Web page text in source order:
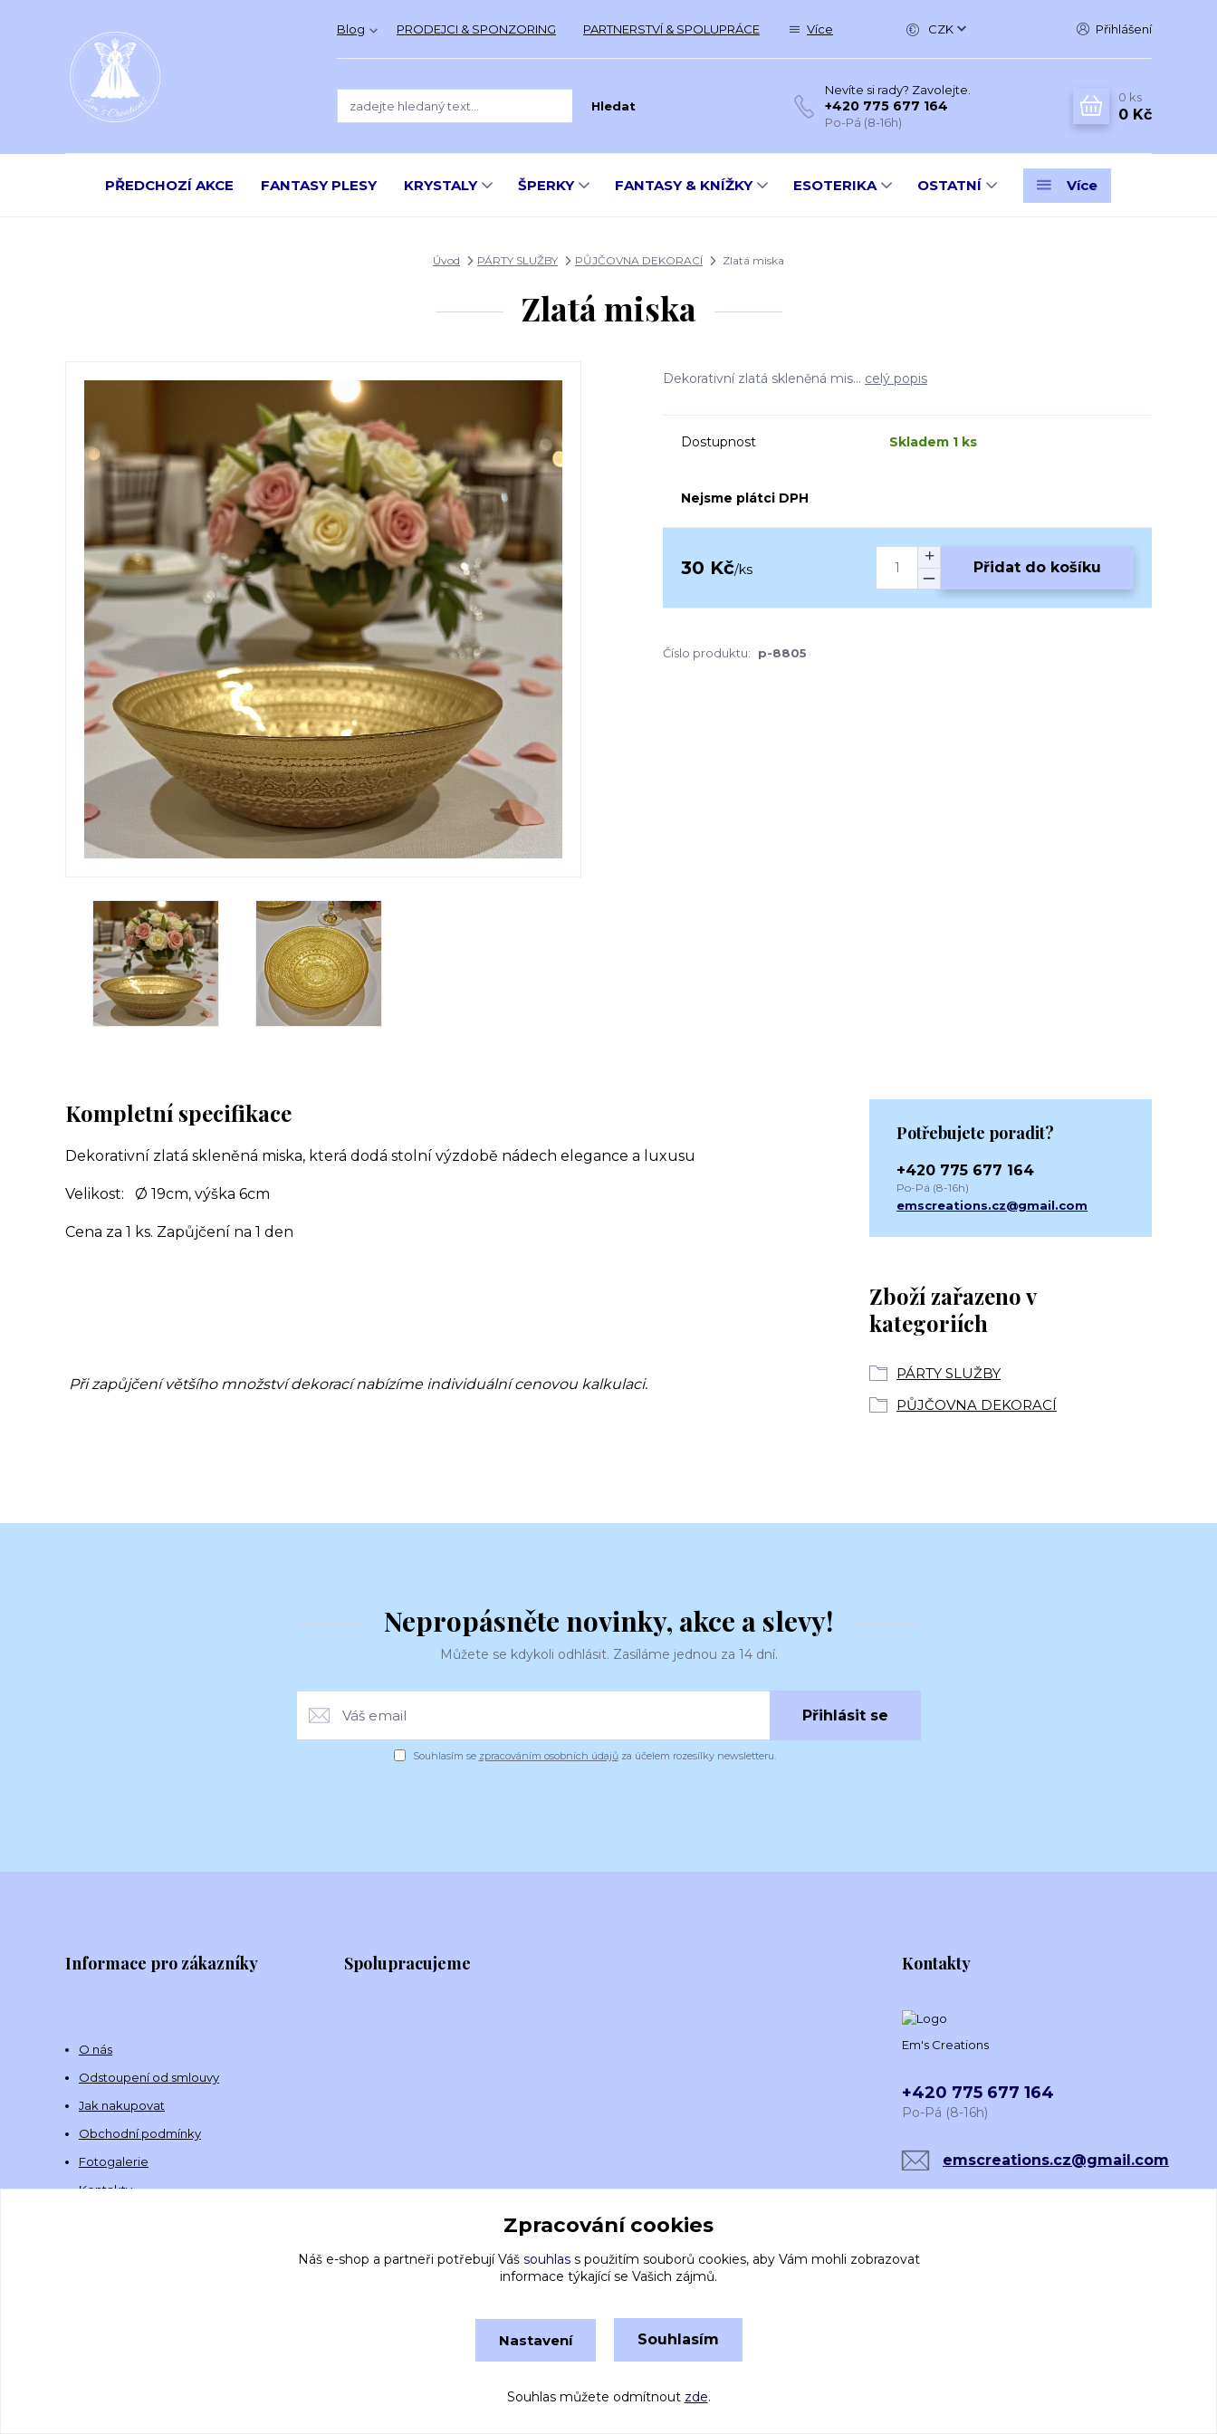
Blog PRODEJCI & SPONZORING PARTNERSTVÍ & SPOLUPRÁCE Více CZK Přihlášení
Hledat
Nevíte si rady? Zavolejte.
+420 775 677 164
Po-Pá (8-16h)
0 ks
0 Kč
PŘEDCHOZÍ AKCE FANTASY PLESY KRYSTALY ŠPERKY FANTASY & KNÍŽKY ESOTERIKA OSTATNÍ Více
Úvod PÁRTY SLUŽBY PŮJČOVNA DEKORACÍ Zlatá miska
Zlatá miska
Dekorativní zlatá skleněná mis... celý popis
Dostupnost Skladem 1 ks
Nejsme plátci DPH
30 Kč/ks Přidat do košíku
Číslo produktu: p-8805
Kompletní specifikace
Dekorativní zlatá skleněná miska, která dodá stolní výzdobě nádech elegance a luxusu
Velikost: Ø 19cm, výška 6cm
Cena za 1 ks. Zapůjčení na 1 den
Při zapůjčení většího množství dekorací nabízíme individuální cenovou kalkulaci.
Zboží zařazeno v
kategoriích
PÁRTY SLUŽBY
PŮJČOVNA DEKORACÍ
Potřebujete poradit?
+420 775 677 164
Po-Pá (8-16h)
emscreations.cz@gmail.com
Nepropásněte novinky, akce a slevy!
Můžete se kdykoli odhlásit. Zasíláme jednou za 14 dní.
Přihlásit se
Souhlasím se zpracováním osobních údajůza účelem rozesílky newsletteru.
Informace pro zákazníky
O nás
Odstoupení od smlouvy
Jak nakupovat
Obchodní podmínky
Fotogalerie
Kontakty
Spolupracujeme Kontakty
Em's Creations
+420 775 677 164
Po-Pá (8-16h)
emscreations.cz@gmail.com
Zpracování cookies
Náš e-shop a partneři potřebují Váš souhlass použitím souborů cookies, aby Vám mohli zobrazovat
informace týkající se Vašich zájmů.
Nastavení Souhlasím
Souhlas můžete odmítnout zde.